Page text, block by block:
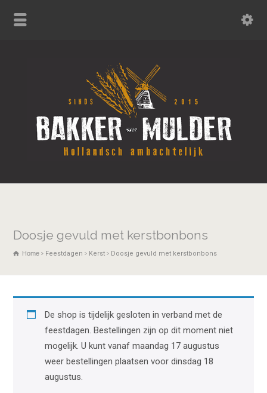
Doosje gevuld met kerstbonbons
Home Feestdagen Kerst Doosje gevuld met kerstbonbons
De shop is tijdelijk gesloten in verband met de
feestdagen. Bestellingen zijn op dit moment niet
mogelijk. U kunt vanaf maandag 17 augustus
weer bestellingen plaatsen voor dinsdag 18
augustus.